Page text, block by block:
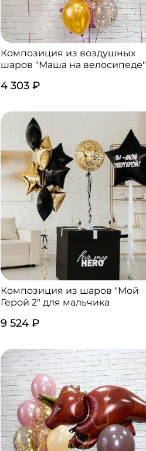
Композиция из воздушных
шаров "Маша на велосипеде"
4 303 ₽
Композиция из шаров "Мой
Герой 2" для мальчика
9 524 ₽